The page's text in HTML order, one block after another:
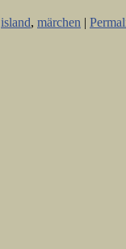
island, märchen